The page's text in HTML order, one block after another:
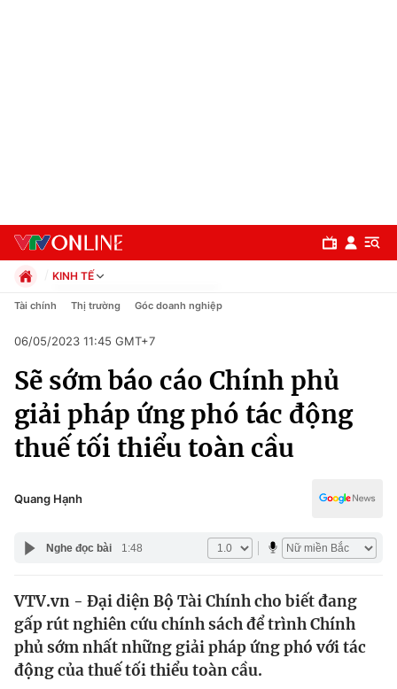
Chuyên mục
Chính trị
Xã hội
Pháp luật
Y tế
Thế giới
Tin tức
Thế giới đó đây
Kinh tế
KINH TẾ
Chính trị
Pháp luật
Kinh tế
Thể thao
Truyền hình
Văn hóa - Giải trí
Công nghệ
Tài chính Thị trường Góc doanh nghiệp
06/05/2023 11:45 GMT+7
Sẽ sớm báo cáo Chính phủ
giải pháp ứng phó tác động
thuế tối thiểu toàn cầu
Quang Hạnh
Nghe đọc bài 1:48
VTV.vn - Đại diện Bộ Tài Chính cho biết đang
gấp rút nghiên cứu chính sách để trình Chính
phủ sớm nhất những giải pháp ứng phó với tác
động của thuế tối thiểu toàn cầu.